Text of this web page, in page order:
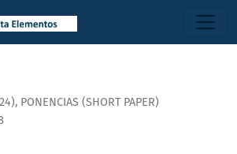
, PONENCIAS (SHORT PAPER)